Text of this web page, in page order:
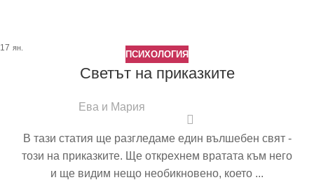
17 ян.
ПСИХОЛОГИЯ
Светът на приказките
Ева и Мария
В тази статия ще разгледаме един вълшебен свят -
този на приказките. Ще открехнем вратата към него
и ще видим нещо необикновено, което ...